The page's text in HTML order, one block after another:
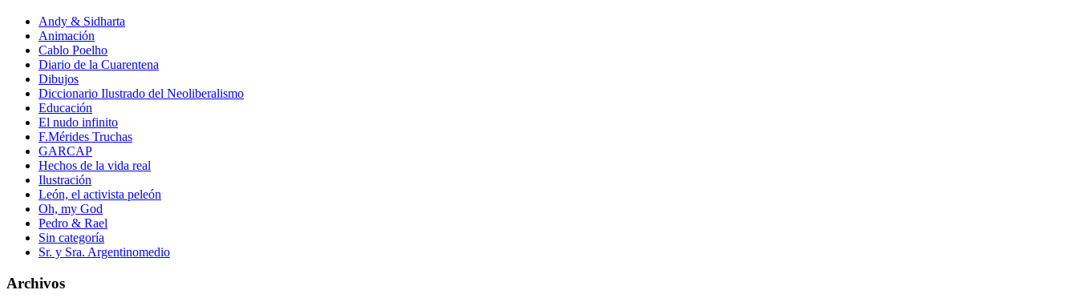
Andy & Sidharta
Animación
Cablo Poelho
Diario de la Cuarentena
Dibujos
Diccionario Ilustrado del Neoliberalismo
Educación
El nudo infinito
F.Mérides Truchas
GARCAP
Hechos de la vida real
Ilustración
León, el activista peleón
Oh, my God
Pedro & Rael
Sin categoría
Sr. y Sra. Argentinomedio
Archivos